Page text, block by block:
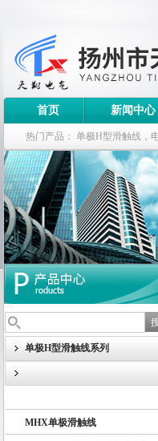
扬州市天翔电气有限公司
首页 新闻中心
热门产品： 单极H型滑触线，
钢电缆滑车
单极H型滑触线系列
BHD单极滑触线
MHX单极滑触线